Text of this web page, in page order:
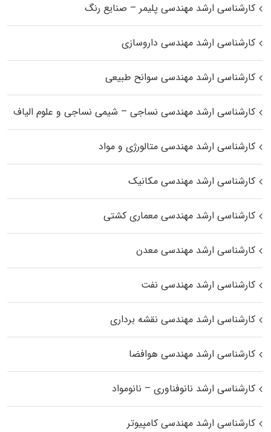
کارشناسی ارشد مهندسی پلیمر – صنایع رنگ
کارشناسی ارشد مهندسی داروسازی
کارشناسی ارشد مهندسی سوانح طبیعی
کارشناسی ارشد مهندسی نساجی – شیمی نساجی و علوم الیاف
کارشناسی ارشد مهندسی متالورژی و مواد
کارشناسی ارشد مهندسی مکانیک
کارشناسی ارشد مهندسی معماری کشتی
کارشناسی ارشد مهندسی معدن
کارشناسی ارشد مهندسی نفت
کارشناسی ارشد مهندسی نقشه برداری
کارشناسی ارشد مهندسی هوافضا
کارشناسی ارشد نانوفناوری – نانومواد
کارشناسی ارشد مهندسی کامپیوتر